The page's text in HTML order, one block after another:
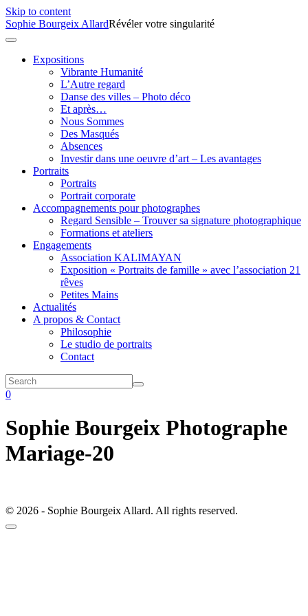
Skip to content
Sophie Bourgeix AllardRévéler votre singularité
Expositions
Vibrante Humanité
L’Autre regard
Danse des villes – Photo déco
Et après…
Nous Sommes
Des Masqués
Absences
Investir dans une oeuvre d’art – Les avantages
Portraits
Portraits
Portrait corporate
Accompagnements pour photographes
Regard Sensible – Trouver sa signature photographique
Formations et ateliers
Engagements
Association KALIMAYAN
Exposition « Portraits de famille » avec l’association 21
rêves
Petites Mains
Actualités
A propos & Contact
Philosophie
Le studio de portraits
Contact
0
Sophie Bourgeix Photographe
Mariage-20
© 2026 - Sophie Bourgeix Allard. All rights reserved.